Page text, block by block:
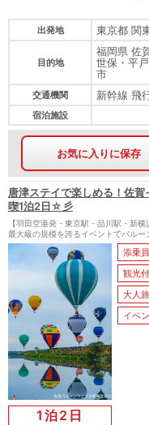
出発地
東京都 関
目的地
福岡県 佐
世保・平
市
交通機関 新幹線 飛
宿泊施設
お気に入りに保存
唐津ステイで楽しめる！佐
喫1泊2日☆彡
【羽田空港発・東京駅・品川駅・新
最大級の規模を誇るイベントでバル
添乗
観光
大人旅
イベ
1泊2日